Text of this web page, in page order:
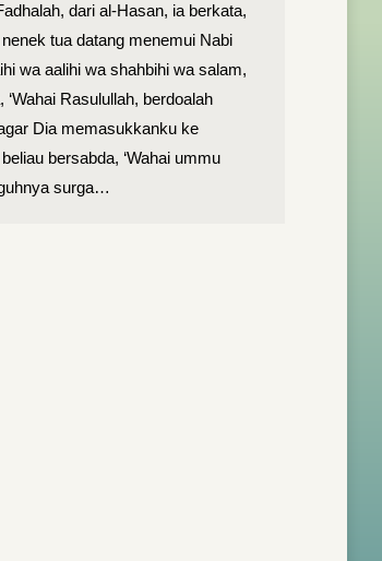
dari al-Hasan, ia berkata,
tua datang menemui Nabi
wa aalihi wa shahbihi wa salam,
‘Wahai Rasulullah, berdoalah
Dia memasukkanku ke
bersabda, ‘Wahai ummu
surga…